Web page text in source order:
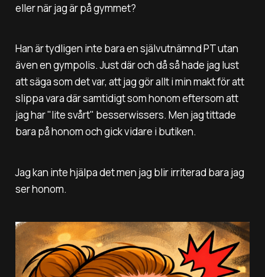
eller när jag är på gymmet?
Han är tydligen inte bara en självutnämnd PT utan
även en gympolis. Just där och då så hade jag lust
att säga som det var, att jag gör allt i min makt för att
slippa vara där samtidigt som honom eftersom att
jag har "lite svårt" besserwissers. Men jag tittade
bara på honom och gick vidare i butiken.
Jag kan inte hjälpa det men jag blir irriterad bara jag
ser honom.